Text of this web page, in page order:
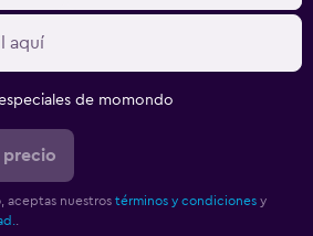
de momondo
precio
aceptas nuestros términos y condiciones y